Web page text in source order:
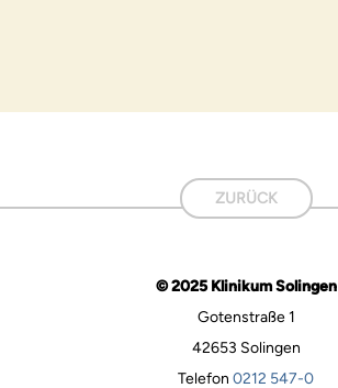
ZURÜCK
© 2025 Klinikum Solingen
Gotenstraße 1
42653 Solingen
Telefon 0212 547-0